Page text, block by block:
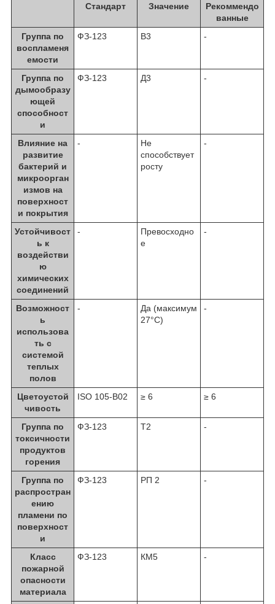
Стандарт Значение
Рекоммендо
ванные
Группа по
воспламеня
емости
ФЗ-123 В3 -
Группа по
дымообразу
ющей
способност
и
ФЗ-123 Д3 -
Влияние на
развитие
бактерий и
микроорган
измов на
поверхност
и покрытия
-
Не
способствует
росту
-
Устойчивост
ь к
воздействи
ю
химических
соединений
-
Превосходно
е
-
Возможност
ь
использова
ть с
системой
теплых
полов
-
Да (максимум
27°C)
-
Цветоустой
чивость
ISO 105-B02 ≥ 6 ≥ 6
Группа по
токсичности
продуктов
горения
ФЗ-123 Т2 -
Группа по
распростран
ению
пламени по
поверхност
и
ФЗ-123 РП 2 -
Класс
пожарной
опасности
материала
ФЗ-123 КМ5 -